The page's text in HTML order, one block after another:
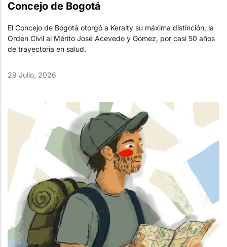
Concejo de Bogotá
El Concejo de Bogotá otorgó a Keralty su máxima distinción, la
Orden Civil al Mérito José Acevedo y Gómez, por casi 50 años
de trayectoria en salud.
29 Julio, 2026